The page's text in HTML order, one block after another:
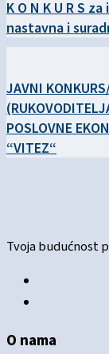
K O N K U R S
nastavna i
JAVNI
POSLOVNE
“VITEZ“
Tvoja budućnost
O nama